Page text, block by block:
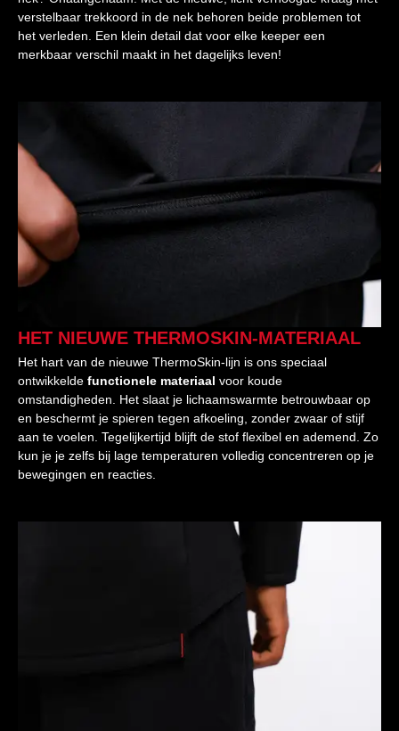
verstelbaar trekkoord in de nek behoren beide problemen tot
het verleden. Een klein detail dat voor elke keeper een
merkbaar verschil maakt in het dagelijks leven!
HET NIEUWE THERMOSKIN-MATERIAAL
Het hart van de nieuwe ThermoSkin-lijn is ons speciaal
ontwikkelde functionele materiaal voor koude
omstandigheden. Het slaat je lichaamswarmte betrouwbaar op
en beschermt je spieren tegen afkoeling, zonder zwaar of stijf
aan te voelen. Tegelijkertijd blijft de stof flexibel en ademend. Zo
kun je je zelfs bij lage temperaturen volledig concentreren op je
bewegingen en reacties.